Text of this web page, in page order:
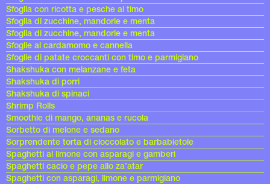
Sfoglia con ricotta e pesche al timo
Sfoglia di zucchine, mandorle e menta
Sfoglia di zucchine, mandorle e menta
Sfoglie al cardamomo e cannella
Sfoglie di patate croccanti con timo e parmigiano
Shakshuka con melanzane e feta
Shakshuka di porri
Shakshuka di spinaci
Shrimp Rolls
Smoothie di mango, ananas e rucola
Sorbetto di melone e sedano
Sorprendente torta di cioccolato e barbabietole
Spaghetti al limone con asparagi e gamberi
Spaghetti cacio e pepe allo za’atar
Spaghetti con asparagi, limone e parmigiano